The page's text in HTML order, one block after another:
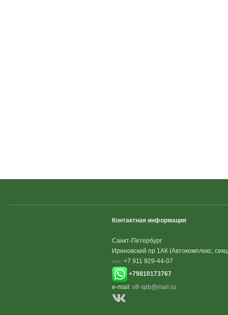
Контактная информация
Санкт-Петербург
Ириновский пр 1АК (Автокомплекс,
тел.
+7 911 929-44-07
+79810173767
e-mail: v8-spb@mail.ru